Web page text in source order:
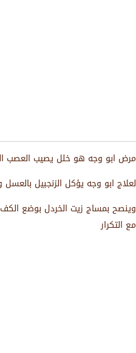
مرض ابو وجه هو خلل يصيب العصب
لعلاج ابو وجه يؤكل الزنجبيل
مع التكرار